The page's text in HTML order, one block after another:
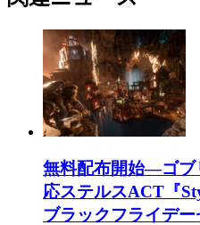
無料配布開始―ゴブ
応ステルスACT『
ブラックフライデ